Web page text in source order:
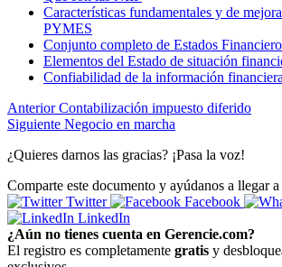
Características fundamentales y de
PYMES
Conjunto completo de Estados
Elementos del Estado de situación
Confiabilidad de la información financiera
Anterior Contabilización impuesto diferido
Siguiente Negocio en marcha
¿Quieres darnos las gracias? ¡Pasa la voz!
Comparte este documento y ayúdanos a llegar a
Twitter
Facebook
LinkedIn
¿Aún no tienes cuenta en Gerencie.com?
El registro es completamente gratis y